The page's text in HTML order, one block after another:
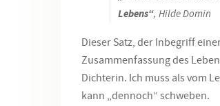
Lebens“, Hilde Domin
Dieser Satz, der Inbegriff
Zusammenfassung des
Dichterin. Ich muss als vom
kann „dennoch“ schweben.